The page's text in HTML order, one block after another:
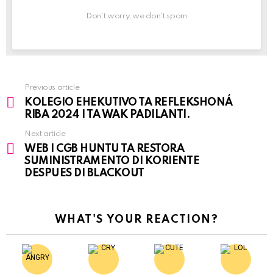
Don't worry, we don't spam
See
more
Previous article
KOLEGIO EHEKUTIVO TA REFLEKSHONÁ
RIBA 2024 I TA WAK PADILANTI.
Next article
WEB I CGB HUNTU TA RESTORA
SUMINISTRAMENTO DI KORIENTE
DESPUES DI BLACKOUT
WHAT'S YOUR REACTION?